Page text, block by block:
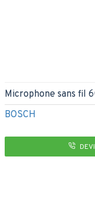
BOSCH
Microphone sans fil